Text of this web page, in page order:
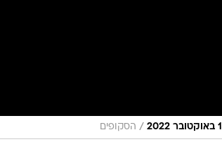
/ הסקופים